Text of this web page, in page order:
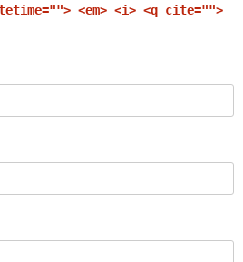
<em> <i> <q cite="">